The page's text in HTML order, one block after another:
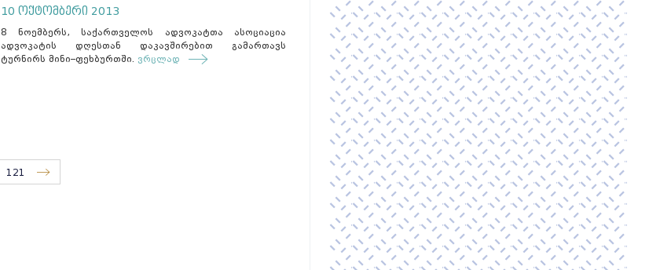
10 ოქტომბერი 2013
8 ნოემბერს, საქართველოს ადვოკატთა ასოციაცია
ადვოკატის დღესთან დაკავშირებით გამართავს
ტურნირს მინი–ფეხბურთში. ვრცლად
121